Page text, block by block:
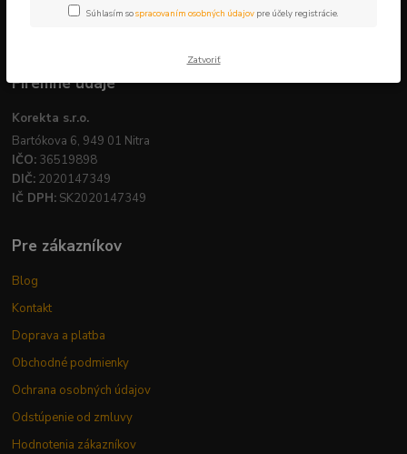
Firemné údaje
Korekta s.r.o.
Bartókova 6, 949 01 Nitra
IČO: 36519898
DIČ: 2020147349
IČ DPH: SK2020147349
Pre zákazníkov
Blog
Kontakt
Doprava a platba
Obchodné podmienky
Ochrana osobných údajov
Odstúpenie od zmluvy
Hodnotenia zákazníkov
Súhlasím sospracovaním osobných údajov pre účely registrácie.
Zatvoriť